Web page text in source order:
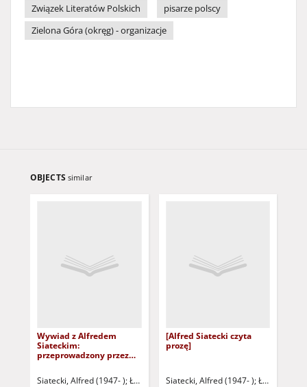
Związek Literatów Polskich
pisarze polscy
Zielona Góra (okręg) - organizacje
OBJECTS similar
Wywiad z Alfredem
Siateckim:
przeprowadzony przez
Siatecki, Alfred (1947- ) Łastowiecki, Janusz - oprac. Szott, Mirosława
[Alfred Siatecki czyta
prozę]
Siatecki, Alfred (1947- ) Łastowiecki,